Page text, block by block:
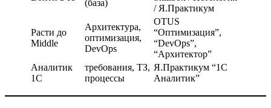
(база)
/ Я.Практикум
Расти до
Middle
Архитектура,
оптимизация,
DevOps
OTUS
“Оптимизация”,
“DevOps”,
“Архитектор”
Аналитик
1С
требования, ТЗ,
процессы
Я.Практикум “1С
Аналитик”